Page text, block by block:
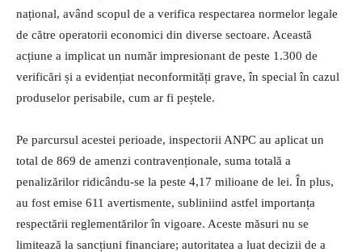
național, având scopul de a verifica respectarea normelor legale
de către operatorii economici din diverse sectoare. Această
acțiune a implicat un număr impresionant de peste 1.300 de
verificări și a evidențiat neconformități grave, în special în cazul
produselor perisabile, cum ar fi peștele.
Pe parcursul acestei perioade, inspectorii ANPC au aplicat un
total de 869 de amenzi contravenționale, suma totală a
penalizărilor ridicându-se la peste 4,17 milioane de lei. În plus,
au fost emise 611 avertismente, subliniind astfel importanța
respectării reglementărilor în vigoare. Aceste măsuri nu se
limitează la sancțiuni financiare; autoritatea a luat decizii de a